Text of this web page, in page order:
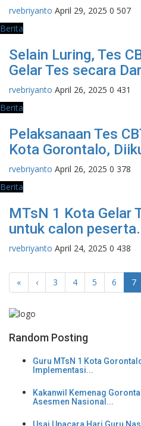
rvebriyanto April 29, 2025 0 507
Berita
Selain Luring, Tes
Gelar Tes secara
rvebriyanto April 26, 2025 0 431
Berita
Pelaksanaan Tes
Kota Gorontalo,
rvebriyanto April 26, 2025 0 378
Berita
MTsN 1 Kota Gelar
untuk calon
rvebriyanto April 24, 2025 0 438
« ‹ 3 4 5 6 7
Random Posting
Guru MTsN 1 Kota
Implementasi...
Kakanwil Kemenag
Asesmen Nasional...